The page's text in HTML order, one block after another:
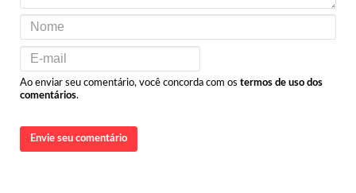
Ao enviar seu comentário, você concorda com os termos de uso dos
comentários.
Envie seu comentário